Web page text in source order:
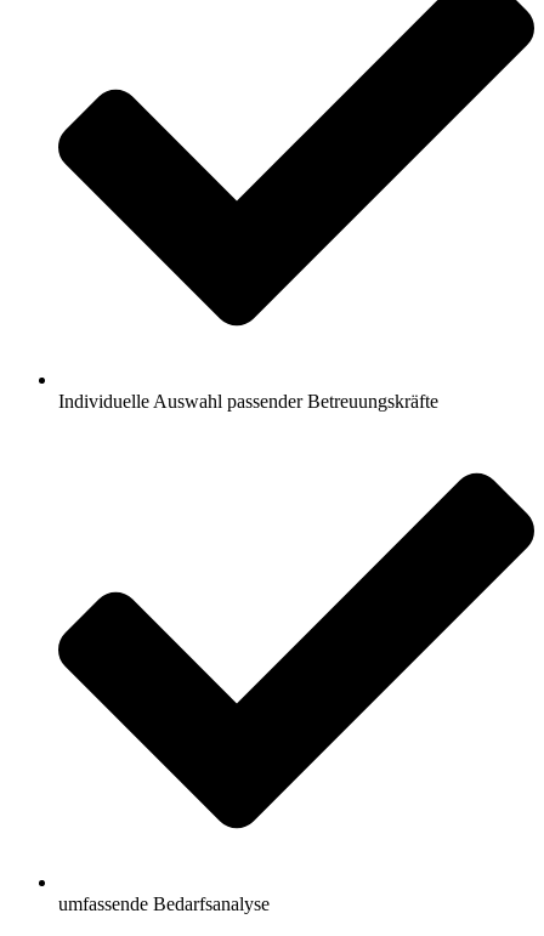
Individuelle Auswahl passender Betreuungskräfte
umfassende Bedarfsanalyse